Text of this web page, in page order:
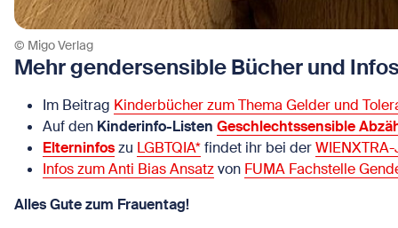
© Migo Verlag
Mehr gendersensible Bücher und
Im Beitrag Kinderbücher zum Thema Gelder und
Auf den Kinderinfo-Listen Geschlechtssensible
Elterninfoszu LGBTQIA*findet ihr bei der
Infos zum Anti Bias Ansatzvon FUMA Fachstelle
Alles Gute zum Frauentag!